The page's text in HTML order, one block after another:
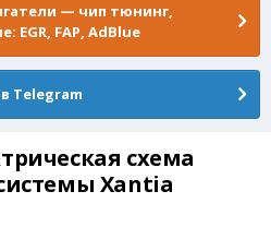
— чип тюнинг,
EGR, FAP, AdBlue
Telegram
схема
Xantia